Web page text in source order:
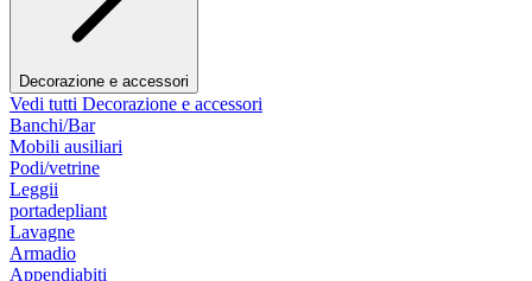
Decorazione e accessori
Vedi tutti Decorazione e accessori
Banchi/Bar
Mobili ausiliari
Podi/vetrine
Leggii
portadepliant
Lavagne
Armadio
Appendiabiti